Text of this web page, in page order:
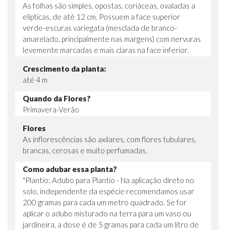
As folhas são simples, opostas, coriáceas, ovaladas a
elípticas, de até 12 cm. Possuem a face superior
verde-escuras variegata (mesclada de branco-
amarelado, principalmente nas margens) com nervuras
levemente marcadas e mais claras na face inferior.
Crescimento da planta:
até 4 m
Quando da Flores?
Primavera-Verão
Flores
As inflorescências são axilares, com flores tubulares,
brancas, cerosas e muito perfumadas.
Como adubar essa planta?
"Plantio: Adubo para Plantio - Na aplicação direto no
solo, independente da espécie recomendamos usar
200 gramas para cada um metro quadrado. Se for
aplicar o adubo misturado na terra para um vaso ou
jardineira, a dose é de 5 gramas para cada um litro de